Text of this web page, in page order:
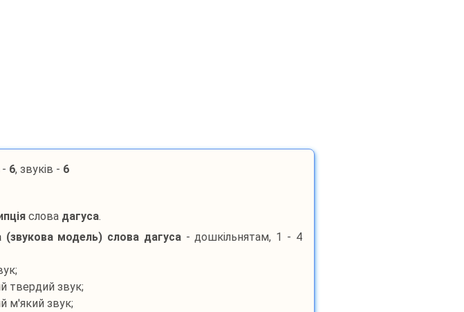
6, звуків - 6
слова дагуса.
(звукова модель) слова дагуса- дошкільнятам, 1 - 4
твердий звук;
м'який звук;